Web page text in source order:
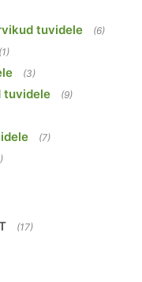
tuvidele (6)
(1)
(3)
tuvidele (9)
(7)
(17)